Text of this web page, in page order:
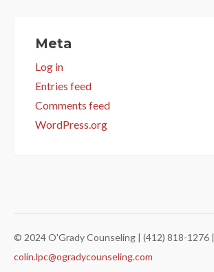
Meta
Log in
Entries feed
Comments feed
WordPress.org
© 2024 O'Grady Counseling | (412) 818-1276 |
colin.lpc@ogradycounseling.com